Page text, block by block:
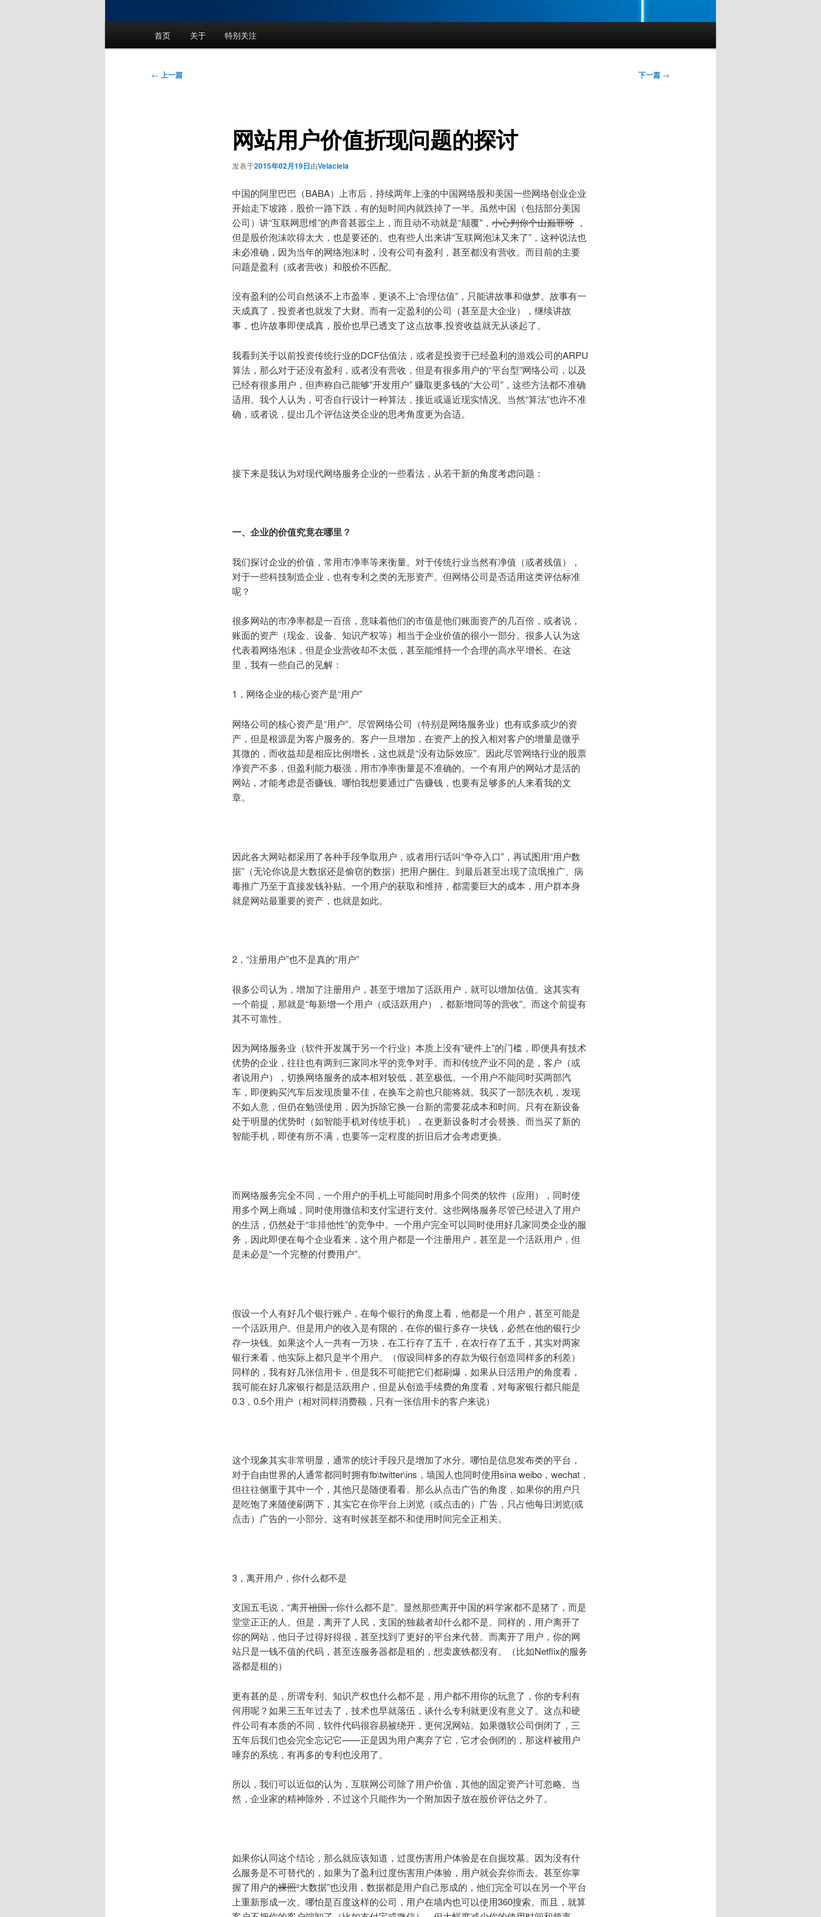
首页 关于 特别关注
文
← 上一篇 下一篇 →
网站用户价值折现问题的探讨
发表于2015年02月19日由Velaciela
中国的阿里巴巴（BABA）上市后，持续两年上涨的中国网络股和美国一些网络创业企业
开始走下坡路，股价一路下跌，有的短时间内就跌掉了一半。虽然中国（包括部分美国
公司）讲“互联网思维”的声音甚嚣尘上，而且动不动就是“颠覆”，小心判你个山巅罪呀，
但是股价泡沫吹得太大，也是要还的。也有些人出来讲“互联网泡沫又来了”，这种说法也
未必准确，因为当年的网络泡沫时，没有公司有盈利，甚至都没有营收。而目前的主要
问题是盈利（或者营收）和股价不匹配。
没有盈利的公司自然谈不上市盈率，更谈不上“合理估值”，只能讲故事和做梦。故事有一
天成真了，投资者也就发了大财。而有一定盈利的公司（甚至是大企业），继续讲故
事，也许故事即便成真，股价也早已透支了这点故事,投资收益就无从谈起了。
我看到关于以前投资传统行业的DCF估值法，或者是投资于已经盈利的游戏公司的ARPU
算法，那么对于还没有盈利，或者没有营收，但是有很多用户的“平台型”网络公司，以及
已经有很多用户，但声称自己能够”开发用户” 赚取更多钱的“大公司”，这些方法都不准确
适用。我个人认为，可否自行设计一种算法，接近或逼近现实情况。当然“算法”也许不准
确，或者说，提出几个评估这类企业的思考角度更为合适。
接下来是我认为对现代网络服务企业的一些看法，从若干新的角度考虑问题：
一、企业的价值究竟在哪里？
我们探讨企业的价值，常用市净率等来衡量。对于传统行业当然有净值（或者残值），
对于一些科技制造企业，也有专利之类的无形资产。但网络公司是否适用这类评估标准
呢？
很多网站的市净率都是一百倍，意味着他们的市值是他们账面资产的几百倍，或者说，
账面的资产（现金、设备、知识产权等）相当于企业价值的很小一部分。很多人认为这
代表着网络泡沫，但是企业营收却不太低，甚至能维持一个合理的高水平增长。在这
里，我有一些自己的见解：
1，网络企业的核心资产是“用户”
网络公司的核心资产是“用户”。尽管网络公司（特别是网络服务业）也有或多或少的资
产，但是根源是为客户服务的。客户一旦增加，在资产上的投入相对客户的增量是微乎
其微的，而收益却是相应比例增长，这也就是“没有边际效应”。因此尽管网络行业的股票
净资产不多，但盈利能力极强，用市净率衡量是不准确的。一个有用户的网站才是活的
网站，才能考虑是否赚钱。哪怕我想要通过广告赚钱，也要有足够多的人来看我的文
章。
因此各大网站都采用了各种手段争取用户，或者用行话叫“争夺入口”，再试图用“用户数
据”（无论你说是大数据还是偷窃的数据）把用户捆住。到最后甚至出现了流氓推广、病
毒推广乃至于直接发钱补贴。一个用户的获取和维持，都需要巨大的成本，用户群本身
就是网站最重要的资产，也就是如此。
2，“注册用户”也不是真的“用户”
很多公司认为，增加了注册用户，甚至于增加了活跃用户，就可以增加估值。这其实有
一个前提，那就是“每新增一个用户（或活跃用户），都新增同等的营收”。而这个前提有
其不可靠性。
因为网络服务业（软件开发属于另一个行业）本质上没有“硬件上”的门槛，即便具有技术
优势的企业，往往也有两到三家同水平的竞争对手。而和传统产业不同的是，客户（或
者说用户），切换网络服务的成本相对较低，甚至极低。一个用户不能同时买两部汽
车，即便购买汽车后发现质量不佳，在换车之前也只能将就。我买了一部洗衣机，发现
不如人意，但仍在勉强使用，因为拆除它换一台新的需要花成本和时间。只有在新设备
处于明显的优势时（如智能手机对传统手机），在更新设备时才会替换。而当买了新的
智能手机，即便有所不满，也要等一定程度的折旧后才会考虑更换。
而网络服务完全不同，一个用户的手机上可能同时用多个同类的软件（应用），同时使
用多个网上商城，同时使用微信和支付宝进行支付。这些网络服务尽管已经进入了用户
的生活，仍然处于“非排他性”的竞争中。一个用户完全可以同时使用好几家同类企业的服
务，因此即便在每个企业看来，这个用户都是一个注册用户，甚至是一个活跃用户，但
是未必是“一个完整的付费用户”。
假设一个人有好几个银行账户，在每个银行的角度上看，他都是一个用户，甚至可能是
一个活跃用户。但是用户的收入是有限的，在你的银行多存一块钱，必然在他的银行少
存一块钱。如果这个人一共有一万块，在工行存了五千，在农行存了五千，其实对两家
银行来看，他实际上都只是半个用户。（假设同样多的存款为银行创造同样多的利差）
同样的，我有好几张信用卡，但是我不可能把它们都刷爆，如果从日活用户的角度看，
我可能在好几家银行都是活跃用户，但是从创造手续费的角度看，对每家银行都只能是
0.3，0.5个用户（相对同样消费额，只有一张信用卡的客户来说）
这个现象其实非常明显，通常的统计手段只是增加了水分。哪怕是信息发布类的平台，
对于自由世界的人通常都同时拥有fb\twitter\ins，墙国人也同时使用sina weibo，wechat，
但往往侧重于其中一个，其他只是随便看看。那么从点击广告的角度，如果你的用户只
是吃饱了来随便刷两下，其实它在你平台上浏览（或点击的）广告，只占他每日浏览(或
点击）广告的一小部分。这有时候甚至都不和使用时间完全正相关。
3，离开用户，你什么都不是
支国五毛说，“离开祖国，你什么都不是”。显然那些离开中国的科学家都不是猪了，而是
堂堂正正的人。但是，离开了人民，支国的独裁者却什么都不是。同样的，用户离开了
你的网站，他日子过得好得很，甚至找到了更好的平台来代替。而离开了用户，你的网
站只是一钱不值的代码，甚至连服务器都是租的，想卖废铁都没有。（比如Netflix的服务
器都是租的）
更有甚的是，所谓专利、知识产权也什么都不是，用户都不用你的玩意了，你的专利有
何用呢？如果三五年过去了，技术也早就落伍，谈什么专利就更没有意义了。这点和硬
件公司有本质的不同，软件代码很容易被绕开，更何况网站。如果微软公司倒闭了，三
五年后我们也会完全忘记它——正是因为用户离弃了它，它才会倒闭的，那这样被用户
唾弃的系统，有再多的专利也没用了。
所以，我们可以近似的认为，互联网公司除了用户价值，其他的固定资产计可忽略。当
然，企业家的精神除外，不过这个只能作为一个附加因子放在股价评估之外了。
如果你认同这个结论，那么就应该知道，过度伤害用户体验是在自掘坟墓。因为没有什
么服务是不可替代的，如果为了盈利过度伤害用户体验，用户就会弃你而去。甚至你掌
握了用户的裸照“大数据”也没用，数据都是用户自己形成的，他们完全可以在另一个平台
上重新形成一次。哪怕是百度这样的公司，用户在墙内也可以使用360搜索。而且，就算